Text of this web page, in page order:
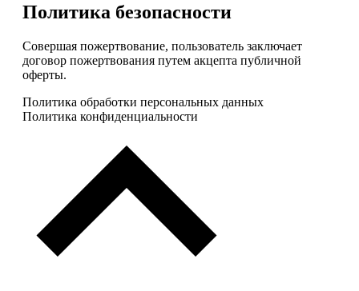
Политика безопасности
Совершая пожертвование, пользователь заключает
договор пожертвования путем акцепта публичной
оферты.
Политика обработки персональных данных
Политика конфиденциальности